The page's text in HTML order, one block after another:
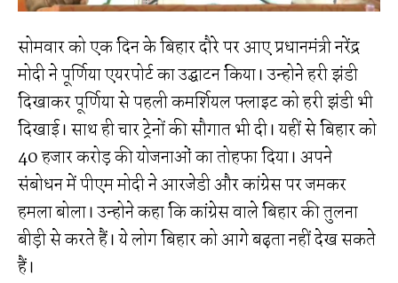
सोमवार को एक दिन के बिहार दौरे पर आए प्रधानमंत्री नरेंद्र
मोदी ने पूर्णिया एयरपोर्ट का उद्घाटन किया। उन्होने हरी झंडी
दिखाकर पूर्णिया से पहली कमर्शियल फ्लाइट को हरी झंडी भी
दिखाई। साथ ही चार ट्रेनों की सौगात भी दी। यहीं से बिहार को
40 हजार करोड़ की योजनाओं का तोहफा दिया। अपने
संबोधन में पीएम मोदी ने आरजेडी और कांग्रेस पर जमकर
हमला बोला। उन्होने कहा कि कांग्रेस वाले बिहार की तुलना
बीड़ी से करते हैं। ये लोग बिहार को आगे बढ़ता नहीं देख सकते
हैं।